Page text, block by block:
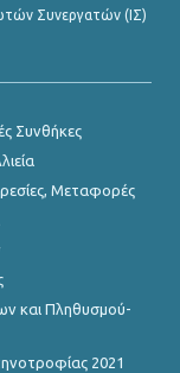
Συνεργατών (ΙΣ)
Συνθήκες
Μεταφορές
και Πληθυσμού-
2021